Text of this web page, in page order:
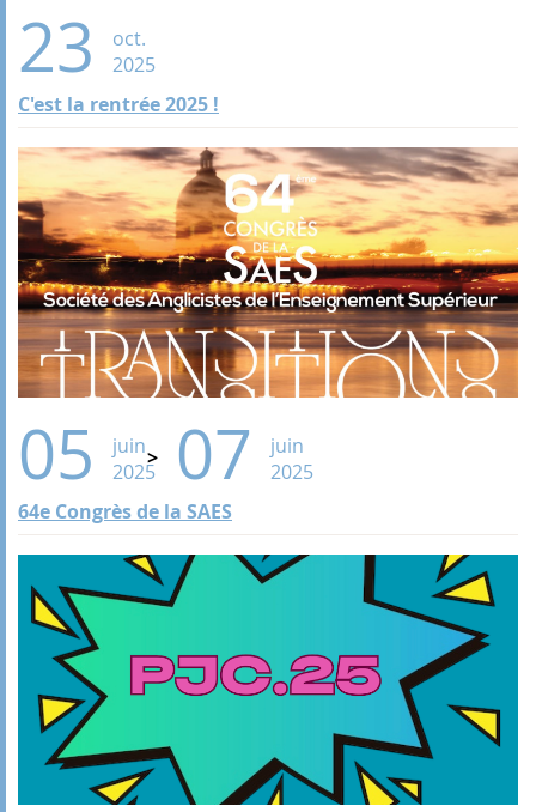
23
oct.
2025
C'est la rentrée 2025 !
05
juin
2025
07
juin
2025
64e Congrès de la SAES